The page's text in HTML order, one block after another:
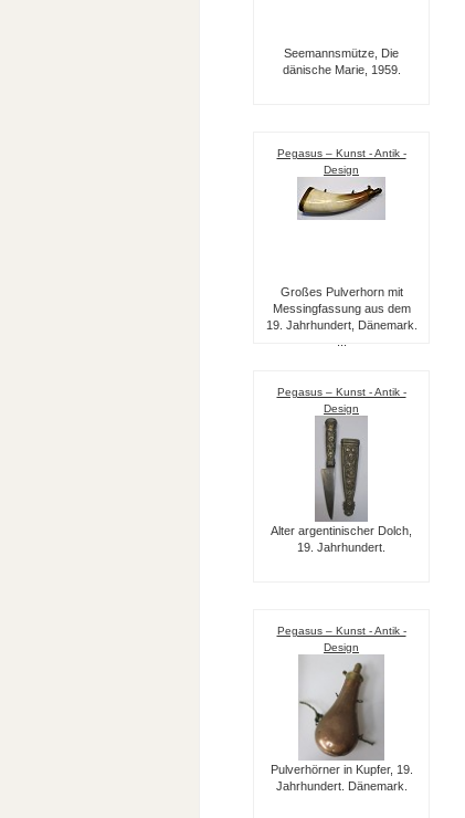
Seemannsmütze, Die
dänische Marie, 1959.
Pegasus – Kunst - Antik -
Design
Großes Pulverhorn mit
Messingfassung aus dem
19. Jahrhundert, Dänemark.
Pegasus – Kunst - Antik -
Design
Alter argentinischer Dolch,
19. Jahrhundert.
Pegasus – Kunst - Antik -
Design
Pulverhörner in Kupfer, 19.
Jahrhundert. Dänemark.